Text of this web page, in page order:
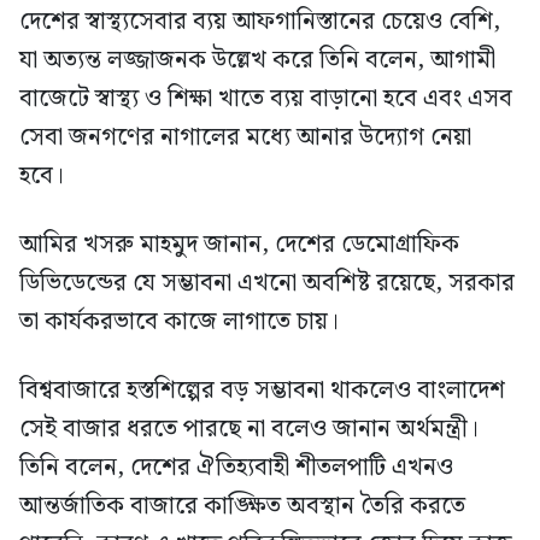
দেশের স্বাস্থ্যসেবার ব্যয় আফগানিস্তানের চেয়েও বেশি,
যা অত্যন্ত লজ্জাজনক উল্লেখ করে তিনি বলেন, আগামী
বাজেটে স্বাস্থ্য ও শিক্ষা খাতে ব্যয় বাড়ানো হবে এবং এসব
সেবা জনগণের নাগালের মধ্যে আনার উদ্যোগ নেয়া
হবে।
আমির খসরু মাহমুদ জানান, দেশের ডেমোগ্রাফিক
ডিভিডেন্ডের যে সম্ভাবনা এখনো অবশিষ্ট রয়েছে, সরকার
তা কার্যকরভাবে কাজে লাগাতে চায়।
বিশ্ববাজারে হস্তশিল্পের বড় সম্ভাবনা থাকলেও বাংলাদেশ
সেই বাজার ধরতে পারছে না বলেও জানান অর্থমন্ত্রী।
তিনি বলেন, দেশের ঐতিহ্যবাহী শীতলপাটি এখনও
আন্তর্জাতিক বাজারে কাঙ্ক্ষিত অবস্থান তৈরি করতে